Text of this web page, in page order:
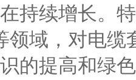
持续增长。
领域，对电
的提高和绿